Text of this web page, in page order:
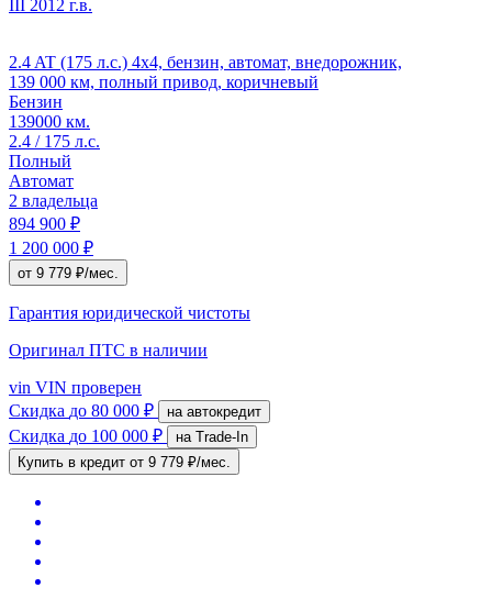
III 2012 г.в.
2.4 AT (175 л.с.) 4x4, бензин, автомат, внедорожник,
139 000 км, полный привод, коричневый
Бензин
139000 км.
2.4 / 175 л.с.
Полный
Автомат
2 владельца
894 900 ₽
1 200 000 ₽
от 9 779 ₽/мес.
Гарантия юридической чистоты
Оригинал ПТС в наличии
vin VIN проверен
Скидка до 80 000 ₽ на автокредит
Скидка до 100 000 ₽
на Trade-In
Купить в кредит от 9 779 ₽/мес.